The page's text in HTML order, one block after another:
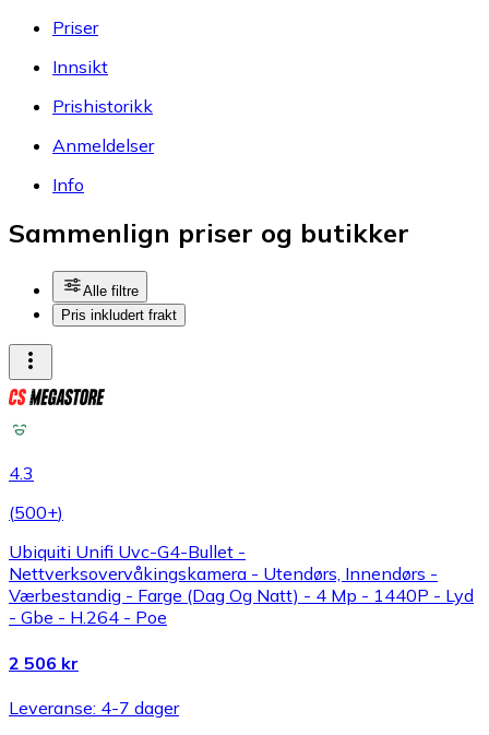
Priser
Innsikt
Prishistorikk
Anmeldelser
Info
Sammenlign priser og butikker
Alle filtre
Pris inkludert frakt
4.3
(500+)
Ubiquiti Unifi Uvc-G4-Bullet -
Nettverksovervåkingskamera - Utendørs, Innendørs -
Værbestandig - Farge (Dag Og Natt) - 4 Mp - 1440P - Lyd
- Gbe - H.264 - Poe
2 506 kr
Leveranse: 4-7 dager